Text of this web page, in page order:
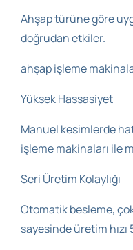
Ahşap türüne göre
doğrudan etkiler.
ahşap işleme
Yüksek Hassasiyet
Manuel kesimlerde
işleme makinaları ile
Seri Üretim Kolaylığı
Otomatik besleme,
sayesinde üretim hızı